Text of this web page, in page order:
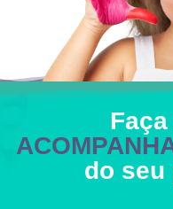
Faça
do seu